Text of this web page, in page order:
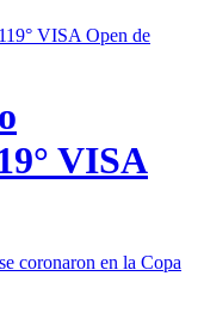
VISA